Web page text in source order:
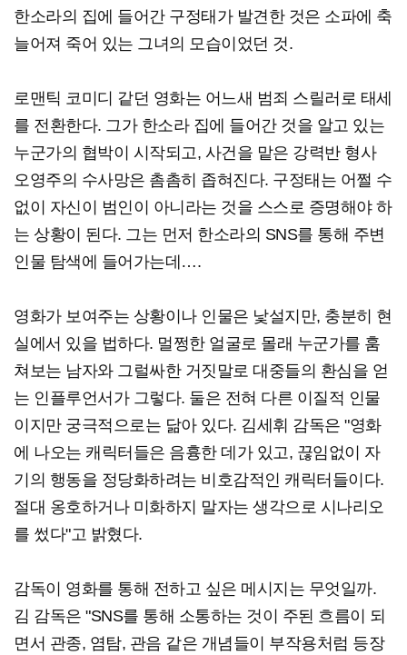
한소라의 집에 들어간 구정태가 발견한 것은 소파에 축
늘어져 죽어 있는 그녀의 모습이었던 것.
로맨틱 코미디 같던 영화는 어느새 범죄 스릴러로 태세
를 전환한다. 그가 한소라 집에 들어간 것을 알고 있는
누군가의 협박이 시작되고, 사건을 맡은 강력반 형사
오영주의 수사망은 촘촘히 좁혀진다. 구정태는 어쩔 수
없이 자신이 범인이 아니라는 것을 스스로 증명해야 하
는 상황이 된다. 그는 먼저 한소라의 SNS를 통해 주변
인물 탐색에 들어가는데….
영화가 보여주는 상황이나 인물은 낯설지만, 충분히 현
실에서 있을 법하다. 멀쩡한 얼굴로 몰래 누군가를 훔
쳐보는 남자와 그럴싸한 거짓말로 대중들의 환심을 얻
는 인플루언서가 그렇다. 둘은 전혀 다른 이질적 인물
이지만 궁극적으로는 닮아 있다. 김세휘 감독은 "영화
에 나오는 캐릭터들은 음흉한 데가 있고, 끊임없이 자
기의 행동을 정당화하려는 비호감적인 캐릭터들이다.
절대 옹호하거나 미화하지 말자는 생각으로 시나리오
를 썼다"고 밝혔다.
감독이 영화를 통해 전하고 싶은 메시지는 무엇일까.
김 감독은 "SNS를 통해 소통하는 것이 주된 흐름이 되
면서 관종, 염탐, 관음 같은 개념들이 부작용처럼 등장